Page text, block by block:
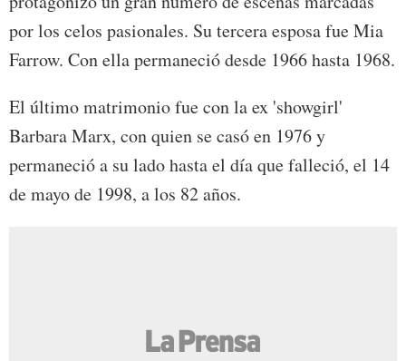
por los celos pasionales. Su tercera esposa fue Mia
Farrow. Con ella permaneció desde 1966 hasta 1968.
El último matrimonio fue con la ex 'showgirl'
Barbara Marx, con quien se casó en 1976 y
permaneció a su lado hasta el día que falleció, el 14
de mayo de 1998, a los 82 años.